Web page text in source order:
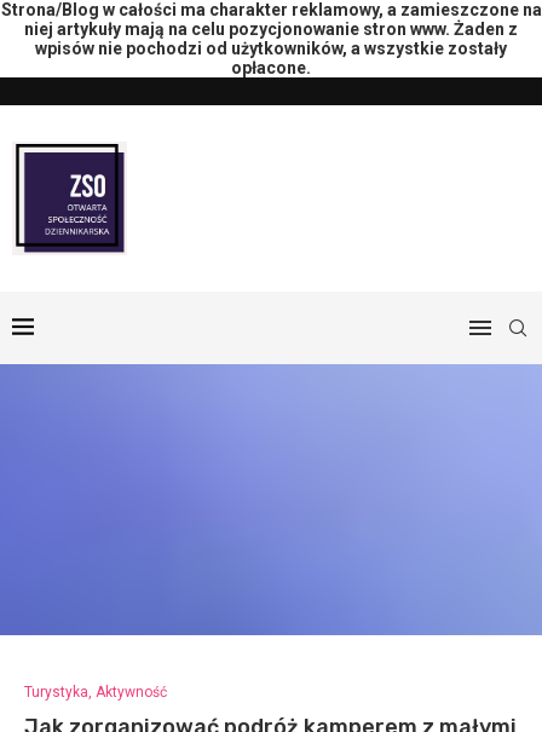
Strona/Blog w całości ma charakter reklamowy, a zamieszczone na
niej artykuły mają na celu pozycjonowanie stron www. Żaden z
wpisów nie pochodzi od użytkowników, a wszystkie zostały
opłacone.
Turystyka, Aktywność